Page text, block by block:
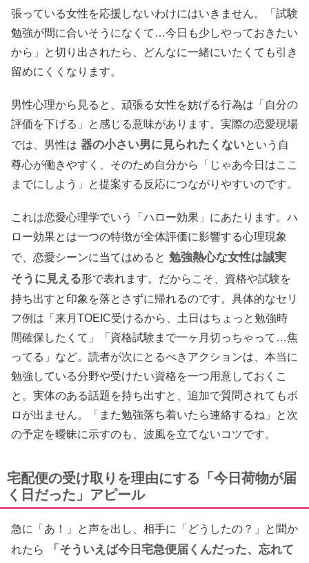
張っている女性を応援しないわけにはいきません。「試験
勉強が間に合いそうになくて…今日も少しやっておきたい
から」と切り出されたら、どんなに一緒にいたくても引き
留めにくくなります。
男性心理から見ると、頑張る女性を妨げる行為は「自分の
評価を下げる」と感じる意味があります。実際の恋愛現場
では、男性は 器の小さい男に見られたくないという自
尊心が働きやすく、そのため自分から「じゃあ今日はここ
までにしよう」と提案する反応につながりやすいのです。
これは恋愛心理学でいう「ハロー効果」にあたります。ハ
ロー効果とは一つの特徴が全体評価に影響する心理現象
で、恋愛シーンに当てはめると 勉強熱心な女性は誠実
そうに見える形で表れます。だからこそ、資格や試験を
持ち出すと印象を落とさずに帰れるのです。具体的なセリ
フ例は「来月TOEIC受けるから、土日はちょっと勉強時
間確保したくて」「資格試験まで一ヶ月切っちゃって…焦
ってる」など。読者が次にとるべきアクションは、本当に
勉強している分野や受けたい資格を一つ用意しておくこ
と。実体のある話題を持ち出すと、追加で質問されてもボ
ロが出ません。「また勉強落ち着いたら連絡するね」と次
の予定を曖昧に示すのも、波風を立てないコツです。
宅配便の受け取りを理由にする「今日荷物が届
く日だった」アピール
急に「あ！」と声を出し、相手に「どうしたの？」と聞か
れたら
「そういえば今日宅急便届くんだった、忘れて